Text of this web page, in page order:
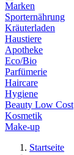
Marken
Sporternährung
Kräuterladen
Haustiere
Apotheke
Eco/Bio
Parfümerie
Haircare
Hygiene
Beauty Low Cost
Kosmetik
Make-up
Startseite